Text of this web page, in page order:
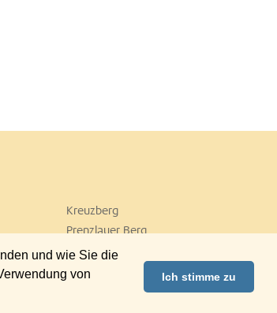
und wie Sie die
von
Ich stimme zu
Kreuzberg
Prenzlauer Berg
Tiergarten
Zehlendorf